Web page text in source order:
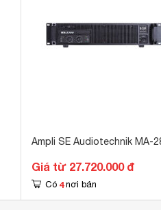
Ampli SE Audiotechnik MA-
Giá từ 27.720.000 đ
Có 4 nơi bán